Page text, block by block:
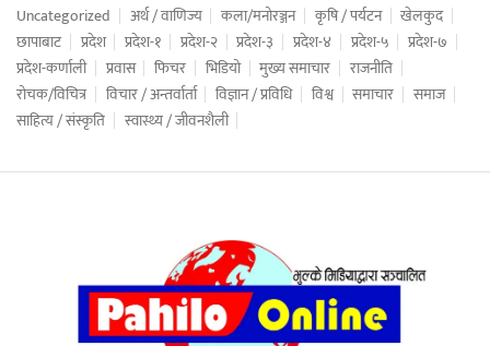
Uncategorized अर्थ / वाणिज्य कला/मनोरञ्जन कृषि / पर्यटन
खेलकुद
छापाबाट
प्रदेश प्रदेश-१ प्रदेश-२ प्रदेश-३ प्रदेश-४ प्रदेश-५
प्रदेश-७
प्रदेश-कर्णाली
प्रवास फिचर भिडियो मुख्य समाचार
राजनीति
रोचक/विचित्र
विचार / अन्तर्वार्ता विज्ञान / प्रविधि विश्व समाचार
समाज
साहित्य / संस्कृति
स्वास्थ्य / जीवनशैली